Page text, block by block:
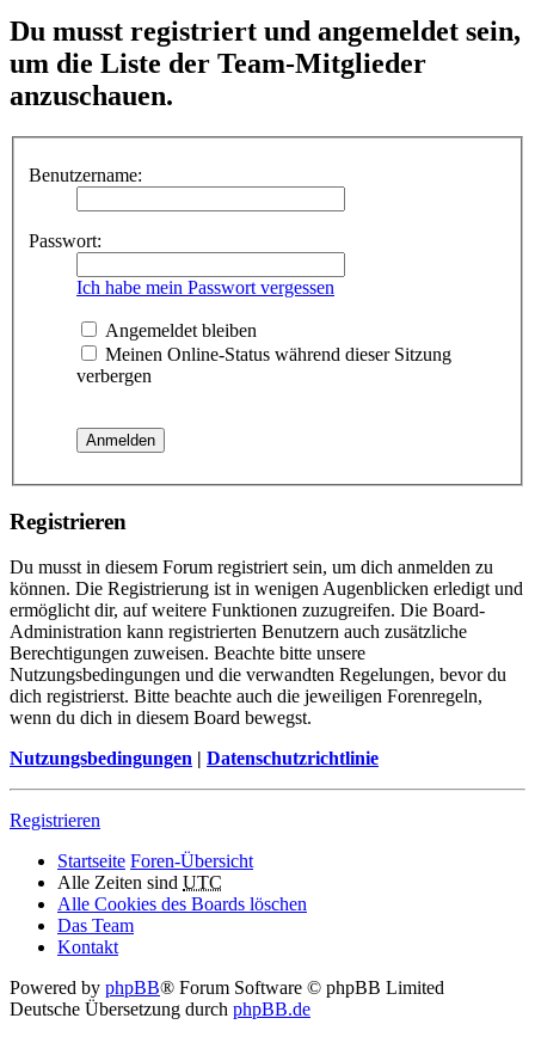
Du musst registriert und angemeldet sein,
um die Liste der Team-Mitglieder
anzuschauen.
Benutzername:
Passwort:
Ich habe mein Passwort vergessen
Angemeldet bleiben
Meinen Online-Status während dieser Sitzung
verbergen
Registrieren
Du musst in diesem Forum registriert sein, um dich anmelden zu
können. Die Registrierung ist in wenigen Augenblicken erledigt und
ermöglicht dir, auf weitere Funktionen zuzugreifen. Die Board-
Administration kann registrierten Benutzern auch zusätzliche
Berechtigungen zuweisen. Beachte bitte unsere
Nutzungsbedingungen und die verwandten Regelungen, bevor du
dich registrierst. Bitte beachte auch die jeweiligen Forenregeln,
wenn du dich in diesem Board bewegst.
Nutzungsbedingungen | Datenschutzrichtlinie
Registrieren
Startseite Foren-Übersicht
Alle Zeiten sind UTC
Alle Cookies des Boards löschen
Das Team
Kontakt
Powered by phpBB® Forum Software © phpBB Limited
Deutsche Übersetzung durch phpBB.de